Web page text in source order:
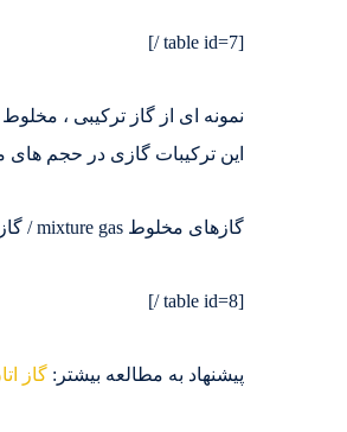
[table id=7 /]
نمونه ای از گاز ترکیبی ،
این ترکیبات گازی در حجم های
گازهای مخلوط mixture gas / گازهای میکس(MIXGAS) / گازهای کالیبراسیون چند جزئی
[table id=8 /]
پیشنهاد به مطالعه بیشتر: گاز